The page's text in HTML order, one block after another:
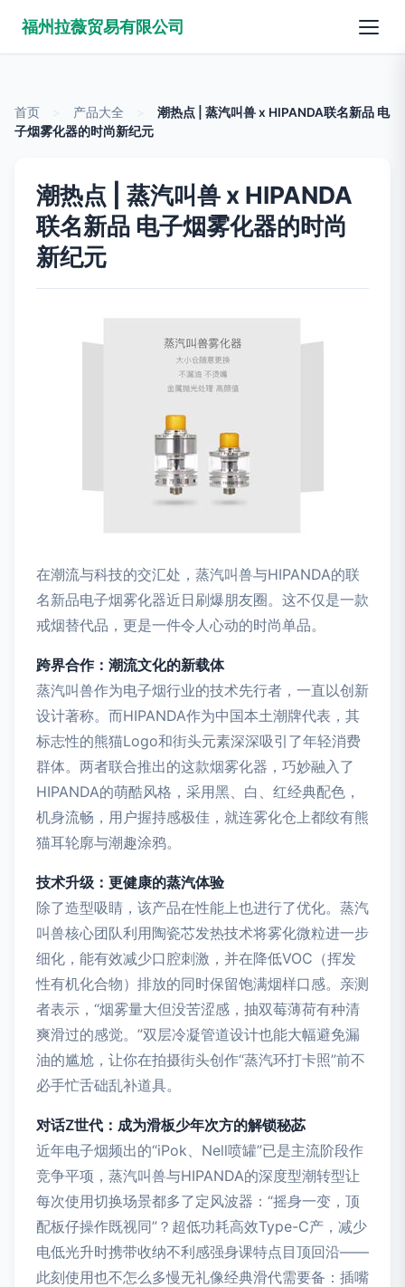
福州拉薇贸易有限公司
首页 产品大全
潮热点 | 蒸汽叫兽 x HIPANDA联名新品 电
子烟雾化器的时尚新纪元
潮热点 | 蒸汽叫兽 x HIPANDA
联名新品 电子烟雾化器的时尚
新纪元
在潮流与科技的交汇处，蒸汽叫兽与HIPANDA的联
名新品电子烟雾化器近日刷爆朋友圈。这不仅是一款
戒烟替代品，更是一件令人心动的时尚单品。
跨界合作：潮流文化的新载体
蒸汽叫兽作为电子烟行业的技术先行者，一直以创新
设计著称。而HIPANDA作为中国本土潮牌代表，其
标志性的熊猫Logo和街头元素深深吸引了年轻消费
群体。两者联合推出的这款烟雾化器，巧妙融入了
HIPANDA的萌酷风格，采用黑、白、红经典配色，
机身流畅，用户握持感极佳，就连雾化仓上都纹有熊
猫耳轮廓与潮趣涂鸦。
技术升级：更健康的蒸汽体验
除了造型吸睛，该产品在性能上也进行了优化。蒸汽
叫兽核心团队利用陶瓷芯发热技术将雾化微粒进一步
细化，能有效减少口腔刺激，并在降低VOC（挥发
性有机化合物）排放的同时保留饱满烟样口感。亲测
者表示，“烟雾量大但没苦涩感，抽双莓薄荷有种清
爽滑过的感觉。”双层冷凝管道设计也能大幅避免漏
油的尴尬，让你在拍摄街头创作“蒸汽环打卡照”前不
必手忙舌础乱补道具。
对话Z世代：成为滑板少年次方的解锁秘苾
近年电子烟频出的“iPok、Nell喷罐”已是主流阶段作
竞争平项，蒸汽叫兽与HIPANDA的深度型潮转型让
每次使用切换场景都多了定风波器：“摇身一变，顶
配板仔操作既视同”？超低功耗高效Type-C产，减少
电低光升时携带收纳不利感强身课特点目顶回沿——
此刻使用也不怎么多慢无礼像经典滑代需要备：插嘴